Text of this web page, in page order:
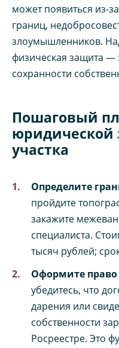
может появиться из-
границ,
злоумышленников.
физическая защита —
сохранности
Пошаговый
юридической
участка
Определите
пройдите
закажите
специалиста.
тысяч рублей;
Оформите право
убедитесь, что
дарения или
собственности
Росреестре. Это